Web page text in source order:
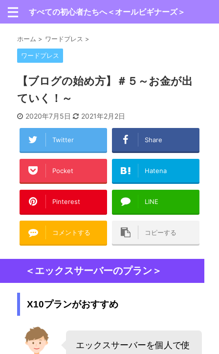
すべての初心者たちへ＜オールビギナーズ＞
ホーム > ワードプレス >
ワードプレス
【ブログの始め方】＃５～お金が出
ていく！～
2020年7月5日 2021年2月2日
Twitter Share
Pocket Hatena
Pinterest LINE
コメントする コピーする
＜エックスサーバーのプラン＞
X10プランがおすすめ
エックスサーバーを個人で使